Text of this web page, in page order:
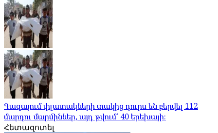
Գազայում փլատակների տակից դուրս են բերվել 112
մարդու մարմիններ, այդ թվում՝ 40 երեխայի։
Հետազոտել